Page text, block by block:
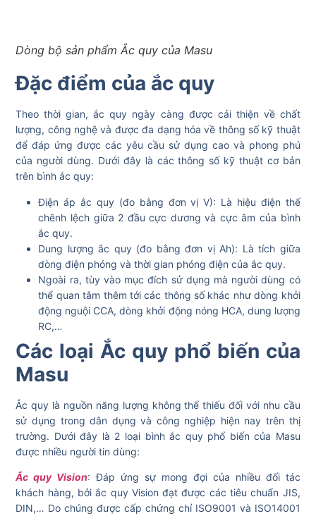
Dòng bộ sản phẩm Ắc quy của Masu
Đặc điểm của ắc quy
Theo thời gian, ắc quy ngày càng được cải thiện về chất
lượng, công nghệ và được đa dạng hóa về thông số kỹ thuật
để đáp ứng được các yêu cầu sử dụng cao và phong phú
của người dùng. Dưới đây là các thông số kỹ thuật cơ bản
trên bình ắc quy:
Điện áp ắc quy (đo bằng đơn vị V): Là hiệu điện thế
chênh lệch giữa 2 đầu cực dương và cực âm của bình
ắc quy.
Dung lượng ắc quy (đo bằng đơn vị Ah): Là tích giữa
dòng điện phóng và thời gian phóng điện của ắc quy.
Ngoài ra, tùy vào mục đích sử dụng mà người dùng có
thể quan tâm thêm tới các thông số khác như dòng khởi
động nguội CCA, dòng khởi động nóng HCA, dung lượng
RC,…
Các loại Ắc quy phổ biến của
Masu
Ắc quy là nguồn năng lượng không thể thiếu đối với nhu cầu
sử dụng trong dân dụng và công nghiệp hiện nay trên thị
trường. Dưới đây là 2 loại bình ắc quy phổ biến của Masu
được nhiều người tin dùng:
Ắc quy Vision: Đáp ứng sự mong đợi của nhiều đối tác
khách hàng, bởi ắc quy Vision đạt được các tiêu chuẩn JIS,
DIN,… Do chúng được cấp chứng chỉ ISO9001 và ISO14001